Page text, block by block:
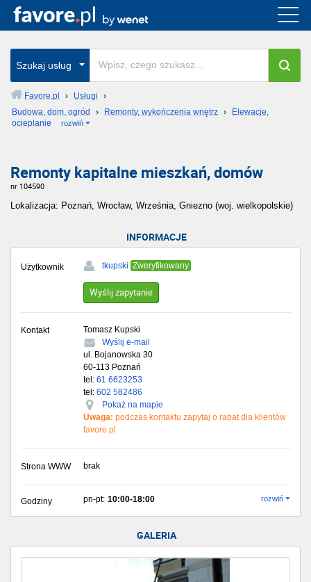
Szukaj usług
Favore.pl › Usługi
›
Budowa, dom, ogród
› Remonty, wykończenia wnętrz ›
Elewacje,
ocieplanie
rozwiń
Remonty kapitalne mieszkań, domów
nr 104590
Lokalizacja: Poznań, Wrocław, Września, Gniezno (woj. wielkopolskie)
INFORMACJE
Użytkownik tkupski Zweryfikowany
Wyślij zapytanie
Kontakt
Tomasz Kupski
Wyślij e-mail
ul. Bojanowska 30
60-113 Poznań
tel: 61 6623253
tel: 602 582486
Pokaż na mapie
Uwaga: podczas kontaktu zapytaj o rabat dla klientów
favore.pl
Strona WWW brak
Godziny pn-pt: 10:00-18:00 rozwiń
GALERIA